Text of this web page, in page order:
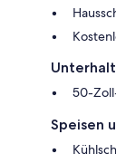
50-
Speisen